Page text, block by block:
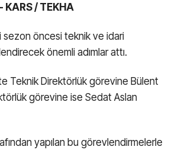
KARS / TEKHA
sezon öncesi teknik ve idari
önemli adımlar attı.
Teknik Direktörlük görevine Bülent
görevine ise Sedat Aslan
yapılan bu görevlendirmelerle